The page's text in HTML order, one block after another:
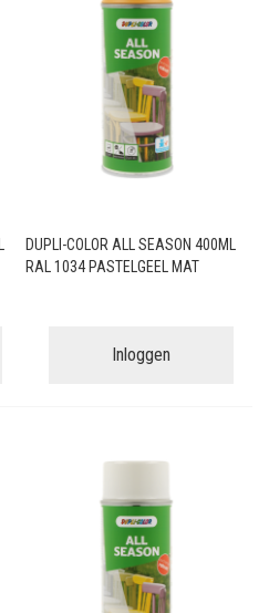
DUPLI-COLOR ALL SEASON 400ML
RAL 1034 PASTELGEEL MAT
Inloggen